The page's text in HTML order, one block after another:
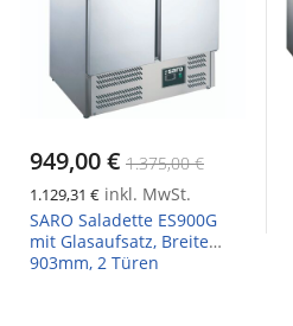
949,00 € 1.375,00 €
1.129,31 € inkl. MwSt.
SARO Saladette ES900G
mit Glasaufsatz, Breite
903mm, 2 Türen